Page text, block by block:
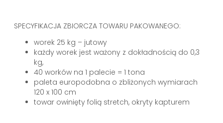
SPECYFIKACJA ZBIORCZA TOWARU PAKOWANEGO:
worek 25 kg – jutowy
każdy worek jest ważony z dokładnością do 0,3
kg,
40 worków na 1 palecie = 1 tona
paleta europodobna o zbliżonych wymiarach
120 x 100 cm
towar owinięty folią stretch, okryty kapturem